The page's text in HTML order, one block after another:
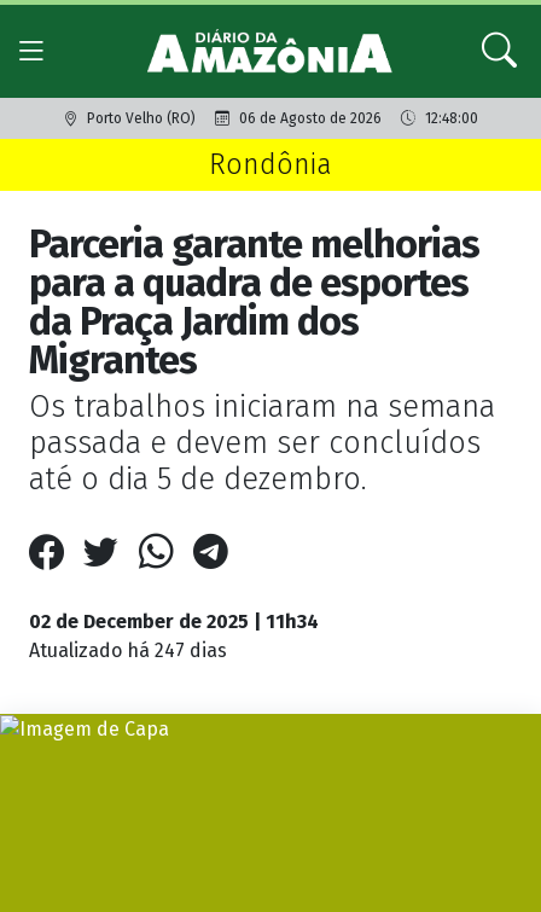
Porto Velho (RO) 06 de Agosto de 2026 12:48:00
Rondônia
Parceria garante melhorias
para a quadra de esportes
da Praça Jardim dos
Migrantes
Os trabalhos iniciaram na semana
passada e devem ser concluídos
até o dia 5 de dezembro.
02 de December de 2025 | 11h34
Atualizado há 247 dias